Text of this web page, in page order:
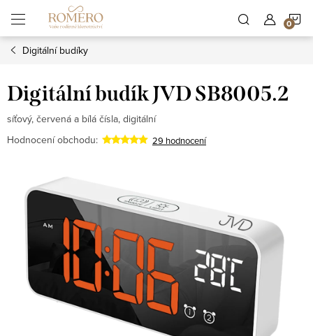
obsah
Digitální budíky
Digitální budík JVD SB8005.2
síťový, červená a bílá čísla, digitální
Hodnocení obchodu:
29 hodnocení